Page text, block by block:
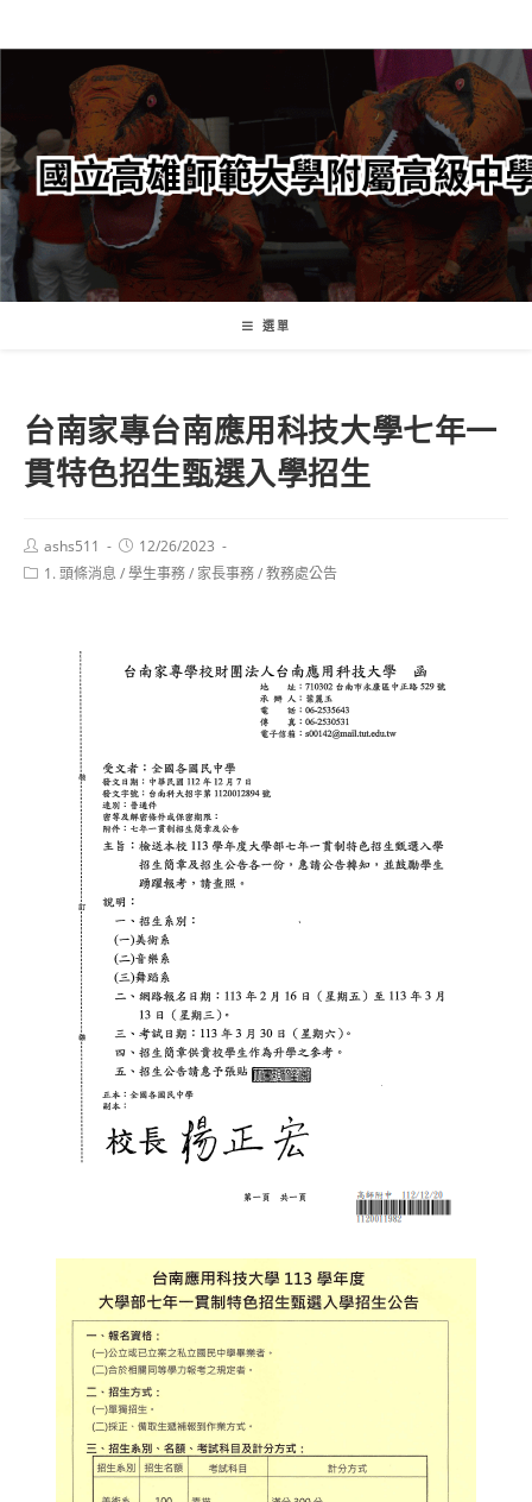
轉
要
內
容
選單
台南家專台南應用科技大學七年一
貫特色招生甄選入學招生
Post
author:
ashs511
Post
published:
12/26/2023
Post1. 頭條消息 /學生事務/ 家長事務/教務處公告